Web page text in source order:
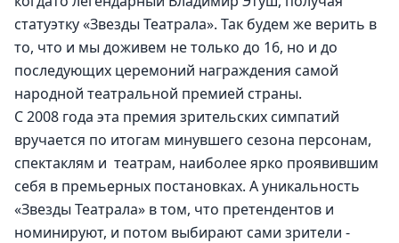
статуэтку «Звезды Театрала». Так будем же верить в
то, что и мы доживем не только до 16, но и до
последующих церемоний награждения самой
народной театральной премией страны.
С 2008 года эта премия зрительских симпатий
вручается по итогам минувшего сезона персонам,
спектаклям и  театрам, наиболее ярко проявившим
себя в премьерных постановках. А уникальность
«Звезды Театрала» в том, что претендентов и
номинируют, и потом выбирают сами зрители -